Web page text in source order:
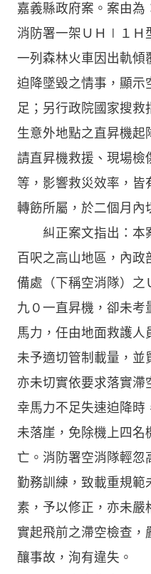
嘉義縣政府案。案由為
消防署一架ＵＨ∣１Ｈ
一列森林火車因出軌傾
迫降墜毀之情事，顯示
足；另行政院國家搜救
生意外地點之直昇機起
請直昇機救援、現場檢
等，影響救災效率，皆
轉飭所屬，於二個月內
糾正案文指出：本
百呎之高山地區，內政
備處（下稱空消隊）
九０一直昇機，卻未考
馬力，任由地面救護人
未予適切管制載量，並
亦未切實依要求落實滯
幸馬力不足失速迫降時
未落崖，免除機上四名
亡。消防署空消隊輕忽
勤務訓練，致載重規範
素，予以修正，亦未嚴
實起飛前之滯空檢查，
釀事故，洵有違失。